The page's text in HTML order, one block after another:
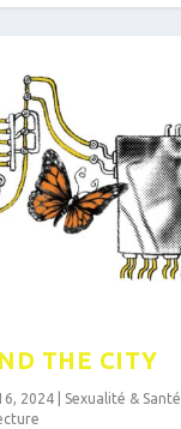
THE CITY
2024 Sexualité & Santé